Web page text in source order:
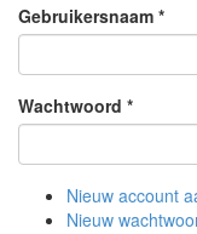
Gebruikersnaam *
Wachtwoord *
Nieuw account
Nieuw